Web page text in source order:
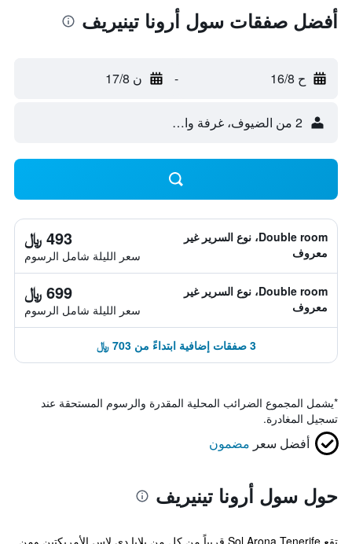
أفضل صفقات سول أرونا تينيريف
ح 16/8 - ن 17/8
2 من الضيوف، غرفة واحدة
Double room، نوع السرير غير
معروف
493 ﷼
سعر الليلة شامل الرسوم
Double room، نوع السرير غير
معروف
699 ﷼
سعر الليلة شامل الرسوم
3 صفقات إضافية ابتداءً من 703 ﷼
*يشمل المجموع الضرائب المحلية المقدرة والرسوم المستحقة عند
تسجيل المغادرة.
أفضل سعر مضمون
حول سول أرونا تينيريف
تقع Sol Arona Tenerife قريباً من كل من بلايا دي لاس الأمريكتين ومن